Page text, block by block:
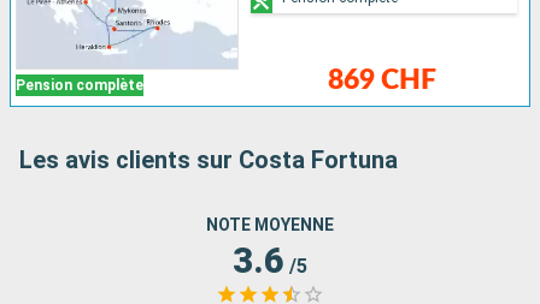
Pension complète 869 CHF
Les avis clients sur Costa Fortuna
NOTE MOYENNE
3.6 /5